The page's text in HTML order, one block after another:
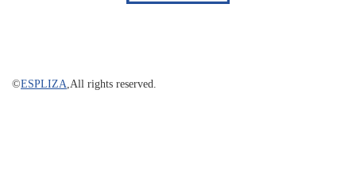
©ESPLIZA ,All rights reserved.